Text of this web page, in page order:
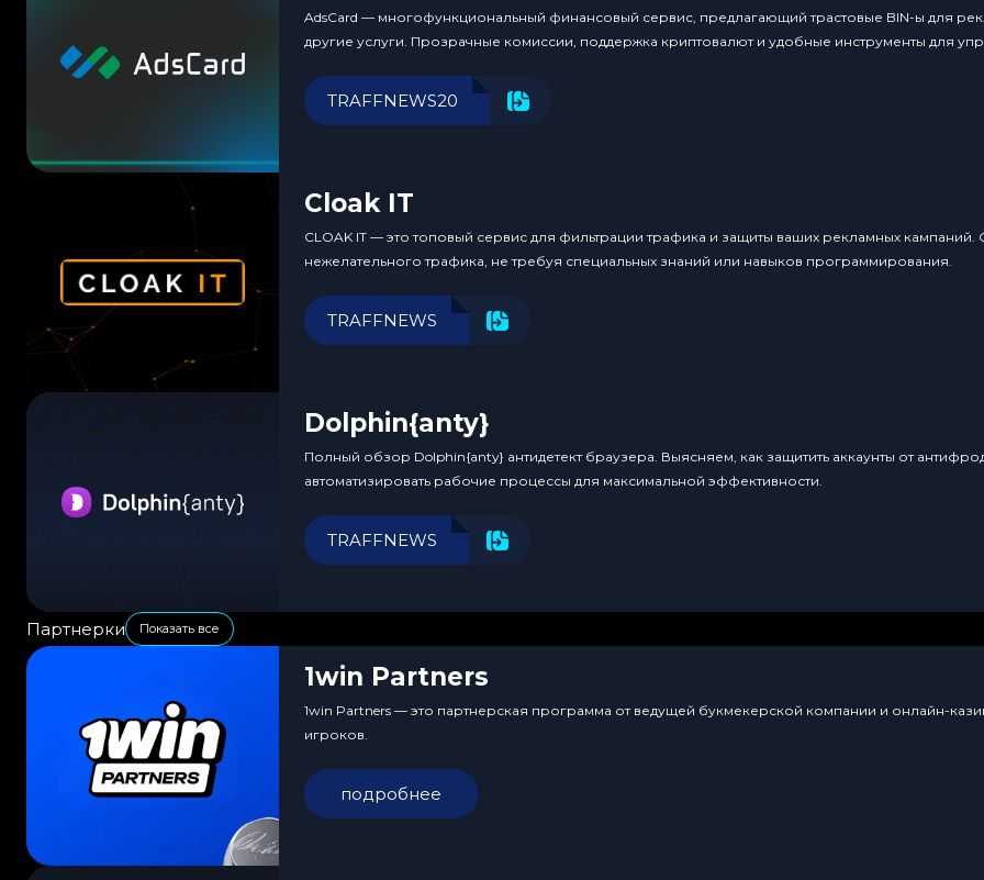
AdsCard — многофункциональный финансовый сервис, предлагающий трастовые BIN-ы для
другие услуги. Прозрачные комиссии, поддержка криптовалют и удобные инструменты для
TRAFFNEWS20
Cloak IT
CLOAK IT — это топовый сервис для фильтрации трафика и защиты ваших рекламных
нежелательного трафика, не требуя специальных знаний или навыков программирования.
TRAFFNEWS
Dolphin{anty}
Полный обзор Dolphin{anty} антидетект браузера. Выясняем, как защитить аккаунты от
автоматизировать рабочие процессы для максимальной эффективности.
TRAFFNEWS
Партнерки Показать все
1win Partners
1win Partners — это партнерская программа от ведущей букмекерской компании и онлайн-
игроков.
подробнее